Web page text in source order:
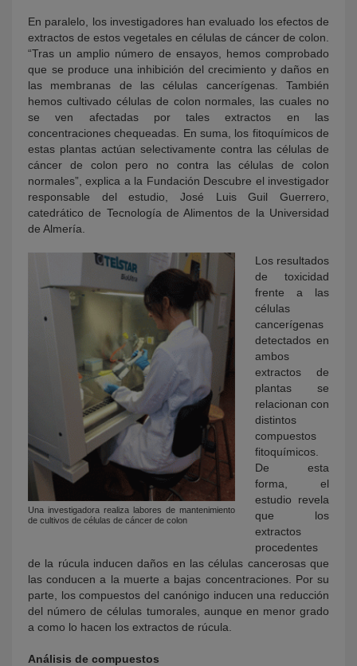
En paralelo, los investigadores han evaluado los efectos de
extractos de estos vegetales en células de cáncer de colon.
“Tras un amplio número de ensayos, hemos comprobado
que se produce una inhibición del crecimiento y daños en
las membranas de las células cancerígenas. También
hemos cultivado células de colon normales, las cuales no
se ven afectadas por tales extractos en las
concentraciones chequeadas. En suma, los fitoquímicos de
estas plantas actúan selectivamente contra las células de
cáncer de colon pero no contra las células de colon
normales”, explica a la Fundación Descubre el investigador
responsable del estudio, José Luis Guil Guerrero,
catedrático de Tecnología de Alimentos de la Universidad
de Almería.
Una investigadora realiza labores de mantenimiento
de cultivos de células de cáncer de colon
Los resultados
de toxicidad
frente a las
células
cancerígenas
detectados en
ambos
extractos de
plantas se
relacionan con
distintos
compuestos
fitoquímicos.
De esta
forma, el
estudio revela
que los
extractos
procedentes
de la rúcula inducen daños en las células cancerosas que
las conducen a la muerte a bajas concentraciones. Por su
parte, los compuestos del canónigo inducen una reducción
del número de células tumorales, aunque en menor grado
a como lo hacen los extractos de rúcula.
Análisis de compuestos